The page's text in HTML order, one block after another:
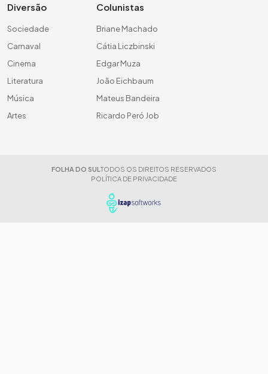
Diversão
Sociedade
Carnaval
Cinema
Literatura
Música
Artes
Colunistas
Briane Machado
Cátia Liczbinski
Edgar Muza
João Eichbaum
Mateus Bandeira
Ricardo Peró Job
FOLHA DO SUL TODOS OS DIREITOS RESERVADOS
POLÍTICA DE PRIVACIDADE